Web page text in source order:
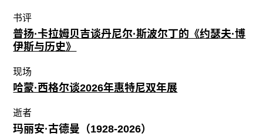
书评
普扬·卡拉姆贝吉谈丹尼尔·斯波尔丁的《约瑟夫·博
伊斯与历史》
现场
哈蒙·西格尔谈2026年惠特尼双年展
逝者
玛丽安·古德曼（1928-2026）